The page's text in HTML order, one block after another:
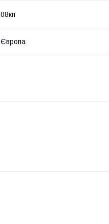
08кп
Європа